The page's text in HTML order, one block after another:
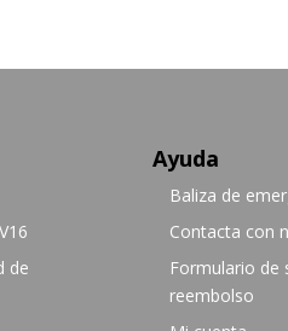
de
Ayuda
Baliza de
Contacta con
Formulario de
reembolso